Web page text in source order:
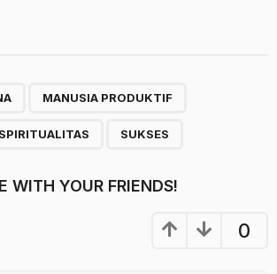
MANUSIA PRODUKTIF
SPIRITUALITAS SUKSES
WITH YOUR FRIENDS!
0